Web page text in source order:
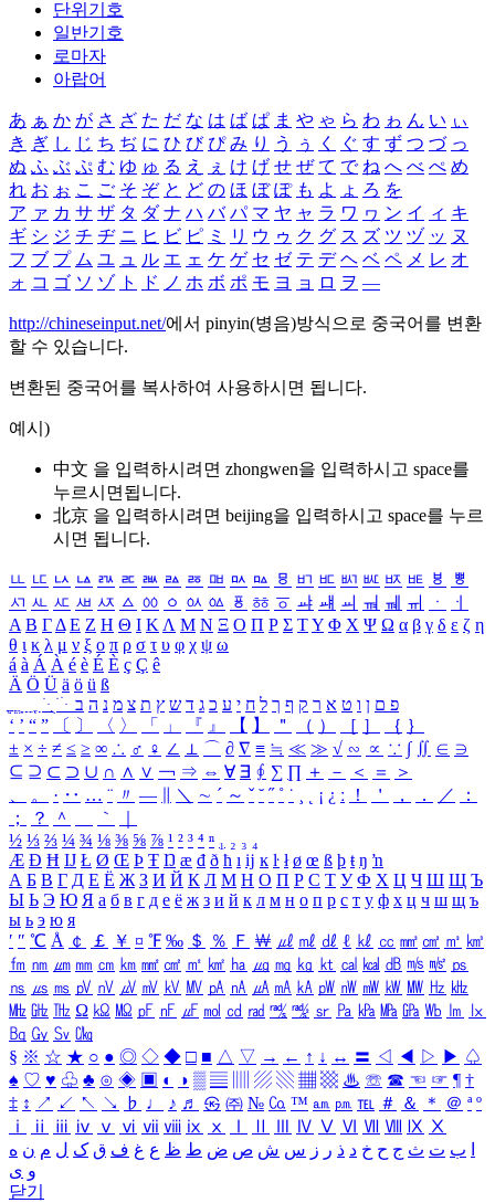
단위기호
일반기호
로마자
아랍어
あ ぁ か が さ ざ た だ な は ば ぱ ま や ゃ ら わ ゎ ん い ぃ
き ぎ し じ ち ぢ に ひ び ぴ み り う ぅ く ぐ す ず つ づ っ
ぬ ふ ぶ ぷ む ゆ ゅ る え ぇ け げ せ ぜ て で ね へ べ ぺ め
れ お ぉ こ ご そ ぞ と ど の ほ ぼ ぽ も よ ょ ろ を
ア ァ カ サ ザ タ ダ ナ ハ バ パ マ ヤ ャ ラ ワ ヮ ン イ ィ キ
ギ シ ジ チ ヂ ニ ヒ ビ ピ ミ リ ウ ゥ ク グ ス ズ ツ ヅ ッ ヌ
フ ブ プ ム ユ ュ ル エ ェ ケ ゲ セ ゼ テ デ ヘ ベ ペ メ レ オ
ォ コ ゴ ソ ゾ ト ド ノ ホ ボ ポ モ ヨ ョ ロ ヲ ―
http://chineseinput.net/에서 pinyin(병음)방식으로 중국어를 변환
할 수 있습니다.
변환된 중국어를 복사하여 사용하시면 됩니다.
예시)
中文 을 입력하시려면 zhongwen을 입력하시고 space를
누르시면됩니다.
北京 을 입력하시려면 beijing을 입력하시고 space를 누르
시면 됩니다.
ㅥ ㅦ ㅧ ㅨ ㅩ ㅪ ㅫ ㅬ ㅭ ㅮ ㅯ ㅰ ㅱ ㅲ ㅳ ㅴ ㅵ ㅶ ㅷ ㅸ
ㅹ
ㅺ ㅻ ㅼ ㅽ ㅾ ㅿ ㆀ ㆁ ㆂ ㆃ ㆄ ㆅ ㆆ ㆇ ㆈ ㆉ ㆊ ㆋ ㆌ ㆍ
ㆎ
Α Β ΓΔ Ε Ζ Η Θ Ι ΚΛ Μ Ν Ξ Ο Π Ρ Σ ΤΥ Φ Χ Ψ Ω α β γ δ ε ζ η
θ ι κ λ μ ν ξ ο π ρ σ τ υ φ χ ψ ω
á à Á À é è É È ç Ç ê
Ä Ö Ü ä ö ü ß
ִֶֹ ֻּ ׁׂ פ ם ן ו ט א ר ק ף ך ל ח י ע כ ג ד ש ץ ת צ מ נ ה ב
‘ ’ “ ” 〔 〕 〈 〉 「 」 『 』 【 】 ＂ （ ） ［ ］ ｛ ｝
± × ÷ ≠ ≤ ≥ ∞ ∴ ♂ ♀ ∠ ⊥ ⌒ ∂ ∇ ≡ ≒ ≪ ≫ √ ∽ ∝ ∵ ∫ ∬ ∈ ∋
⊆ ⊇ ⊂ ⊃ ∪ ∩ ∧ ∨ ￢ ⇒ ⇔ ∀ ∃ ∮ ∑ ∏ ＋ － ＜ ＝
＞
、
。 · ‥ … ¨ 〃 ― ＼ ∼ ´ ～ ˇ ˘ ˝ ˚ ˙ ¸ ¡ ¿ ː ！ ＇ ， ． ／
：
；
？ ＾ ｀
½ ⅓ ⅔ ¼ ¾ ⅛ ⅜ ⅝ ⅞ ¹ ² ³ ⁴ ⁿ ₁ ₂ ₃ ₄
Æ Ð Ħ Ĳ Ł Ø Œ Þ Ŧ Ŋ æ đ ð ħ ı ĳ ĸ ŀ ł ø œ ß þ ŧ ŋ ŉ
А Б В Г Д Е Ё Ж З И Й К Л М Н О П Р С Т У Ф Х Ц Ч Ш Щ Ъ
Ы Ь Э Ю Я а б в г д е ё ж з и й к л м н о п р с т у ф х ц ч ш щ ъ
ы ь э ю я
′ ″ ℃ Å ￠ ￡ ￥ ¤ ℉ ‰ ＄ ％ Ｆ ￦ ㎕ ㎖ ㎗ ℓ ㎘ ㏄ ㎣ ㎤ ㎥ ㎦
㎙ ㎚ ㎛ ㎜ ㎝ ㎞ ㎟ ㎠ ㎡ ㎢ ㏊ ㎍ ㎎ ㎏ ㏏ ㎈ ㎉ ㏈ ㎧ ㎨ ㎰
㎱ ㎲ ㎳ ㎴ ㎵ ㎶ ㎷ ㎸ ㎹ ㎀ ㎁ ㎂ ㎃ ㎄ ㎺ ㎻ ㎽ ㎾ ㎿ ㎐ ㎑
㎒ ㎓ ㎔ Ω ㏀ ㏁ ㎊ ㎋ ㎌ ㏖ ㏅ ㎭ ㎮ ㎯ ㏛ ㎩ ㎪ ㎫ ㎬ ㏝ ㏐
㏓
㏃ ㏉ ㏜ ㏆
§ ※ ☆ ★ ○ ● ◎ ◇ ◆ □ ■ △ ▽ → ← ↑ ↓ ↔ 〓 ◁ ◀ ▷ ▶ ♤
♠ ♡ ♥ ♧ ♣ ⊙ ◈ ▣ ◐ ◑ ▒ ▤ ▨ ▧ ▦ ▩ ♨ ☏ ☎ ☜ ☞ ¶ †
‡ ↕ ↗ ↙ ↖ ↘ ♭ ♩ ♪ ♬ ㉿ ㈜ № ㏇ ™ ㏂ ㏘ ℡ ＃ ＆ ＊ ＠ ª º
ⅰ
ⅱ ⅲ ⅳ ⅴ ⅵ ⅶ ⅷ ⅸ ⅹ Ⅳ Ⅴ Ⅵ Ⅶ Ⅷ Ⅸ Ⅹ
ب ت ث ج ح خ د ذ ر ز س ش ص ض ط ظ ع غ ف ق ک ل م ن ه
و ی
닫기